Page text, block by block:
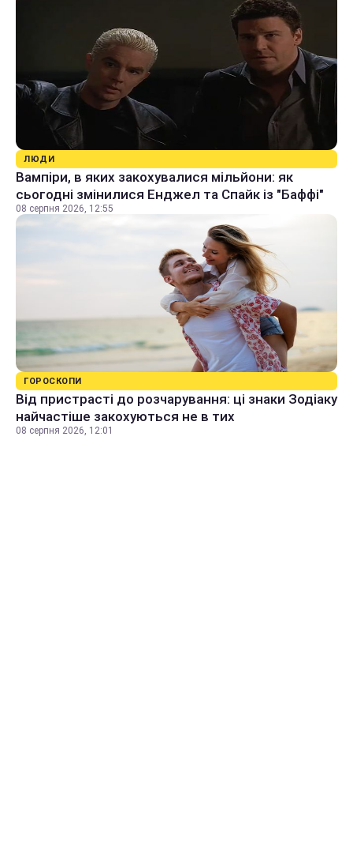
ЛЮДИ
Вампіри, в яких закохувалися мільйони: як
сьогодні змінилися Енджел та Спайк із "Баффі"
08 серпня 2026, 12:55
ГОРОСКОПИ
Від пристрасті до розчарування: ці знаки Зодіаку
найчастіше закохуються не в тих
08 серпня 2026, 12:01